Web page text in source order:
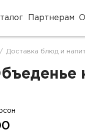
Партнерам
/ Доставка блюд и